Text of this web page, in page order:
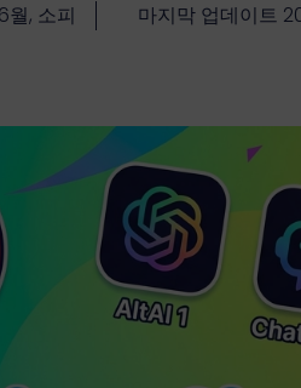
6월, 소피 마지막 업데이트